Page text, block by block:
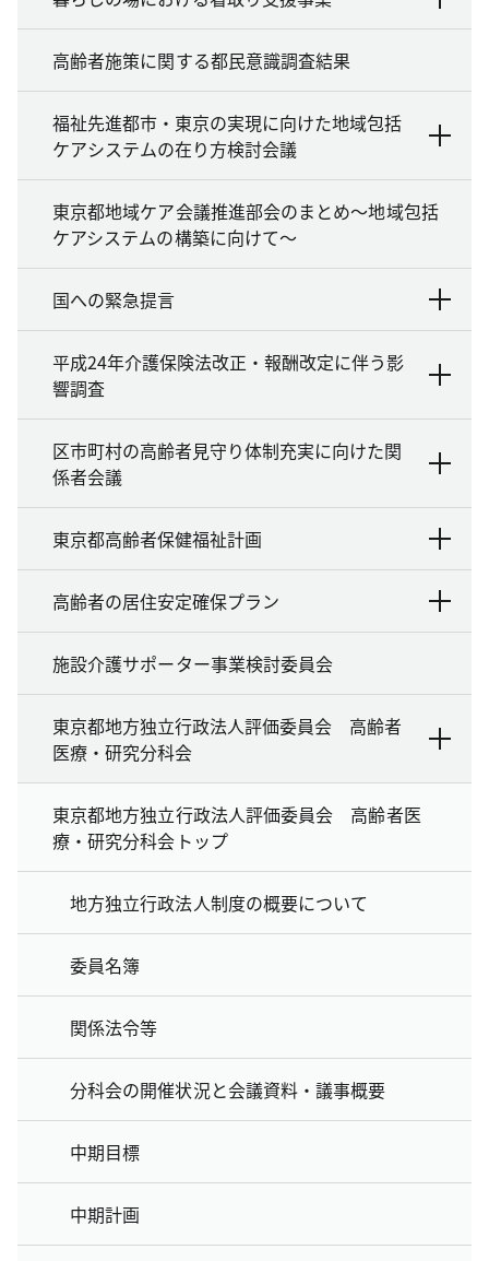
高齢者施策に関する都民意識調査結果
福祉先進都市・東京の実現に向けた地域包括
ケアシステムの在り方検討会議
東京都地域ケア会議推進部会のまとめ～地域包括
ケアシステムの構築に向けて～
国への緊急提言
平成24年介護保険法改正・報酬改定に伴う影
響調査
区市町村の高齢者見守り体制充実に向けた関
係者会議
東京都高齢者保健福祉計画
高齢者の居住安定確保プラン
施設介護サポーター事業検討委員会
東京都地方独立行政法人評価委員会 高齢者
医療・研究分科会
東京都地方独立行政法人評価委員会 高齢者医
療・研究分科会トップ
地方独立行政法人制度の概要について
委員名簿
関係法令等
分科会の開催状況と会議資料・議事概要
中期目標
中期計画